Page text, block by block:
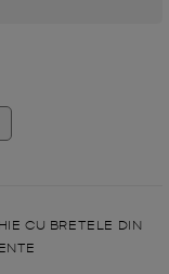
CU BRETELE DIN